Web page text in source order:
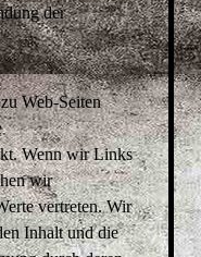
der
Web-Seiten
Wenn wir Links
wir
vertreten. Wir
Inhalt und die